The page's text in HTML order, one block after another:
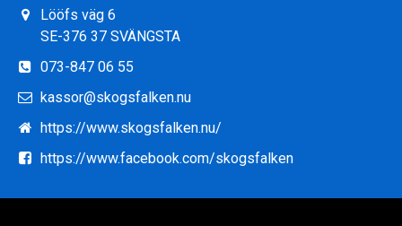
Lööfs väg 6
SE-376 37 SVÄNGSTA
073-847 06 55
kassor@skogsfalken.nu
https://www.skogsfalken.nu/
https://www.facebook.com/skogsfalken